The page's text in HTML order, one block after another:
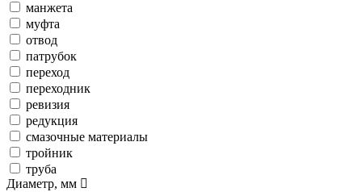
манжета
муфта
отвод
патрубок
переход
переходник
ревизия
редукция
смазочные материалы
тройник
труба
Диаметр, мм